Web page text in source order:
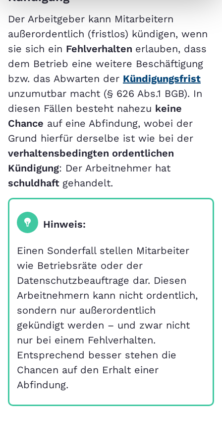
Der Arbeitgeber kann Mitarbeitern
außerordentlich (fristlos) kündigen, wenn
sie sich ein Fehlverhalten erlauben, dass
dem Betrieb eine weitere Beschäftigung
bzw. das Abwarten der Kündigungsfrist
unzumutbar macht (§ 626 Abs.1 BGB). In
diesen Fällen besteht nahezu keine
Chance auf eine Abfindung, wobei der
Grund hierfür derselbe ist wie bei der
verhaltensbedingten ordentlichen
Kündigung: Der Arbeitnehmer hat
schuldhaft gehandelt.
Hinweis:
Einen Sonderfall stellen Mitarbeiter
wie Betriebsräte oder der
Datenschutzbeauftrage dar. Diesen
Arbeitnehmern kann nicht ordentlich,
sondern nur außerordentlich
gekündigt werden – und zwar nicht
nur bei einem Fehlverhalten.
Entsprechend besser stehen die
Chancen auf den Erhalt einer
Abfindung.